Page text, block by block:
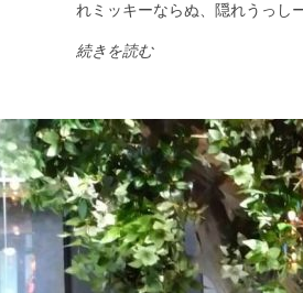
れミッキーならぬ、隠れうっし
続きを読む